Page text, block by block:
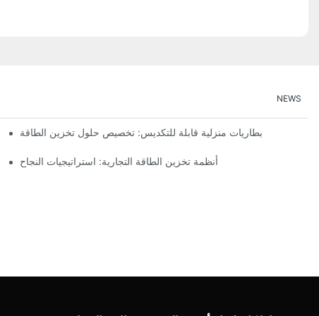
NEWS
بطاريات منزلية قابلة للتكديس: تخصيص حلول تخزين الطاقة
أنظمة تخزين الطاقة التجارية: استراتيجيات النجاح